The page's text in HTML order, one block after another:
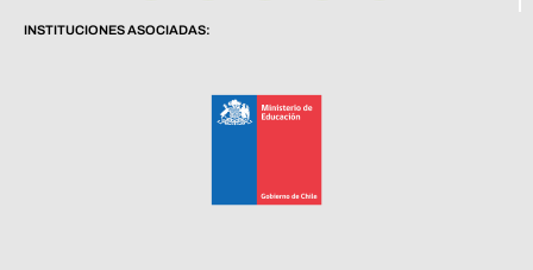
INSTITUCIONES ASOCIADAS: